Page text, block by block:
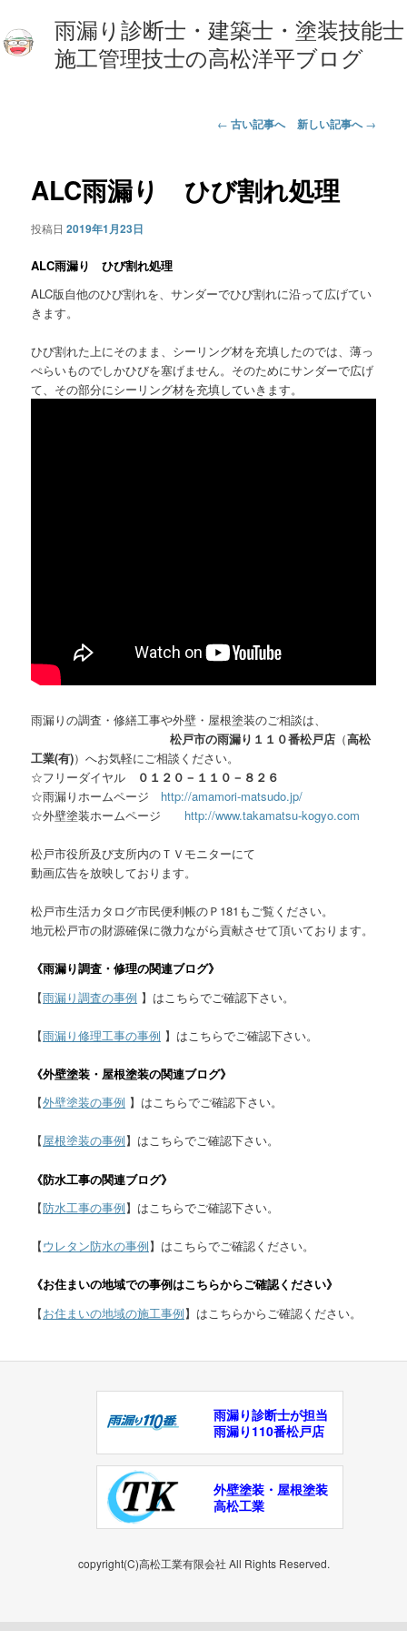
雨漏り診断士・建築士・塗装技能士
施工管理技士の高松洋平ブログ
投
ビ
ゲ
← 古い記事へ 新しい記事へ→
ALC雨漏り ひび割れ処理
投稿日2019年1月23日
ALC雨漏り ひび割れ処理
ALC版自他のひび割れを、サンダーでひび割れに沿って広げてい
きます。
ひび割れた上にそのまま、シーリング材を充填したのでは、薄っ
ぺらいものでしかひびを塞げません。そのためにサンダーで広げ
て、その部分にシーリング材を充填していきます。
雨漏りの調査・修繕工事や外壁・屋根塗装のご相談は、
松戸市の雨漏り１１０番松戸店 （高松
工業(有)）へお気軽にご相談ください。
☆フリーダイヤル
０１２０－１１０－８２６
☆雨漏りホームページ http://amamori-matsudo.jp/
☆外壁塗装ホームページ http://www.takamatsu-kogyo.com
松戸市役所及び支所内のＴＶモニターにて
動画広告を放映しております。
松戸市生活カタログ市民便利帳のＰ181もご覧ください。
地元松戸市の財源確保に微力ながら貢献させて頂いております。
《雨漏り調査・修理の関連ブログ》
【雨漏り調査の事例 】はこちらでご確認下さい。
【雨漏り修理工事の事例 】はこちらでご確認下さい。
《外壁塗装・屋根塗装の関連ブログ》
【外壁塗装の事例 】はこちらでご確認下さい。
【屋根塗装の事例】はこちらでご確認下さい。
《防水工事の関連ブログ》
【防水工事の事例】はこちらでご確認下さい。
【ウレタン防水の事例】はこちらでご確認ください。
《お住まいの地域での事例はこちらからご確認ください》
【お住まいの地域の施工事例】はこちらからご確認ください。
雨漏り診断士が担当
雨漏り110番松戸店
外壁塗装・屋根塗装
高松工業
copyright(C)高松工業有限会社 All Rights Reserved.